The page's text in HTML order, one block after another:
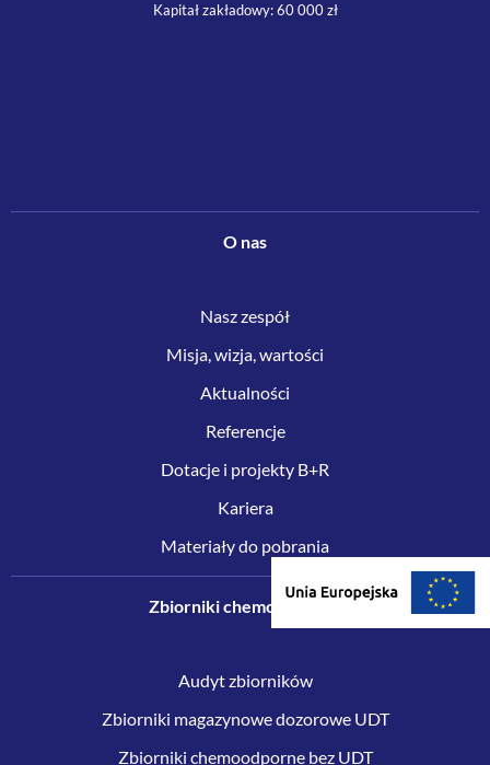
Kapitał zakładowy: 60 000 zł
O nas
Nasz zespół
Misja, wizja, wartości
Aktualności
Referencje
Dotacje i projekty B+R
Kariera
Materiały do pobrania
Zbiorniki chemoodporne
Audyt zbiorników
Zbiorniki magazynowe dozorowe UDT
Zbiorniki chemoodporne bez UDT